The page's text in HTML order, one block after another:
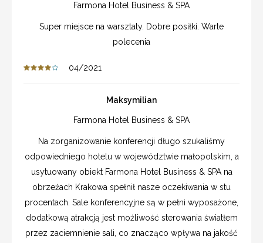
Farmona Hotel Business & SPA
Super miejsce na warsztaty. Dobre posiłki. Warte
polecenia
04/2021
Maksymilian
Farmona Hotel Business & SPA
Na zorganizowanie konferencji długo szukaliśmy
odpowiedniego hotelu w województwie małopolskim, a
usytuowany obiekt Farmona Hotel Business & SPA na
obrzeżach Krakowa spełnił nasze oczekiwania w stu
procentach. Sale konferencyjne są w pełni wyposażone,
dodatkową atrakcją jest możliwość sterowania światłem
przez zaciemnienie sali, co znacząco wpływa na jakość